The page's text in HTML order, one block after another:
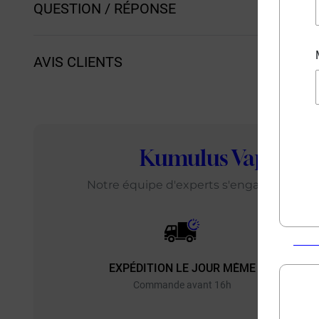
QUESTION / RÉPONSE
AVIS CLIENTS
Kumulus Vape :
Notre équipe d'experts s'engage
EXPÉDITION LE JOUR MÊME
Commande avant 16h